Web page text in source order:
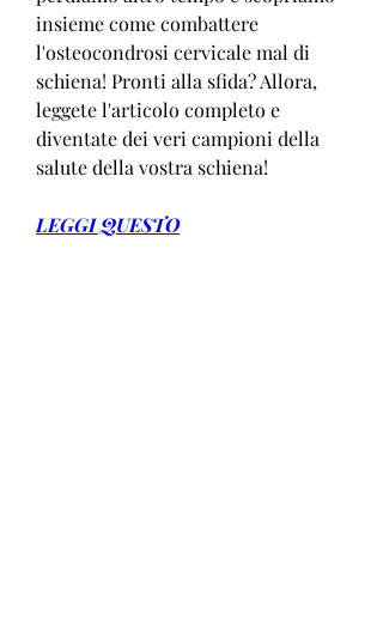
insieme come combattere
l'osteocondrosi cervicale mal di
schiena! Pronti alla sfida? Allora,
leggete l'articolo completo e
diventate dei veri campioni della
salute della vostra schiena!
LEGGI QUESTO